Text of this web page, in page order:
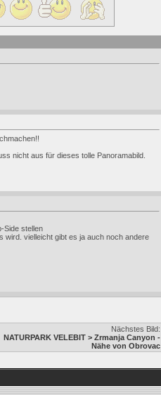
nicht aus für dieses tolle Panoramabild.
Side stellen
wird. vielleicht gibt es ja auch noch andere
Nächstes Bild:
NATURPARK VELEBIT > Zrmanja Canyon -
Nähe von Obrovac